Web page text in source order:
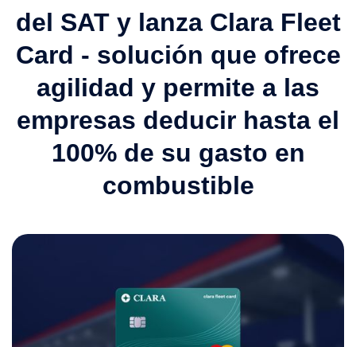
del SAT y lanza Clara Fleet
Card - solución que ofrece
agilidad y permite a las
empresas deducir hasta el
100% de su gasto en
combustible